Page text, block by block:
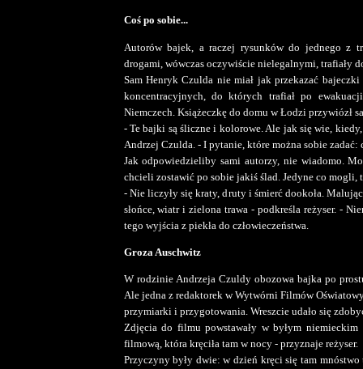
Coś po sobie...
Autorów bajek, a raczej rysunków do jednego z
drogami, wówczas oczywiście nielegalnymi, trafiały
Sam Henryk Czulda nie miał jak przekazać
koncentracyjnych, do których trafiał po
Niemczech. Książeczkę do domu w Łodzi przywiózł
- Te bajki są śliczne i kolorowe. Ale jak się wie,
Andrzej Czulda. - I pytanie, które można sobie
Jak odpowiedzieliby sami autorzy, nie wiadomo.
chcieli zostawić po sobie jakiś ślad. Jedyne co
- Nie liczyły się kraty, druty i śmierć dookoła.
słońce, wiatr i zielona trawa - podkreśla reżyser. -
tego wyjścia z piekła do człowieczeństwa.
Groza Auschwitz
W rodzinie Andrzeja Czuldy obozowa bajka po
Ale jedna z redaktorek w Wytwórni Filmów
przymiarki i przygotowania. Wreszcie udało się
Zdjęcia do filmu powstawały w byłym
filmową, która kręciła tam w nocy - przyznaje reżyser.
Przyczyny były dwie: w dzień kręci się tam